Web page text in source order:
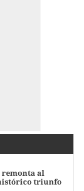
remonta al
triunfo